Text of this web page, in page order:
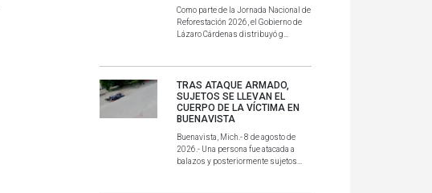
Como parte de la Jornada Nacional de
Reforestación 2026, el Gobierno de
Lázaro Cárdenas distribuyó g...
TRAS ATAQUE ARMADO,
SUJETOS SE LLEVAN EL
CUERPO DE LA VÍCTIMA EN
BUENAVISTA
Buenavista, Mich.- 8 de agosto de
2026.- Una persona fue atacada a
balazos y posteriormente sujetos...